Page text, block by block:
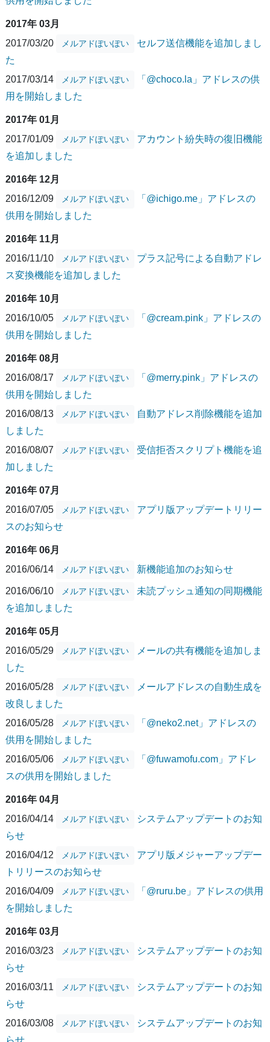
2017年 03月
2017/03/20
メルアドぽいぽい
セルフ送信機能を追加しまし
た
2017/03/14
メルアドぽいぽい
「@choco.la」アドレスの供
用を開始しました
2017年 01月
2017/01/09
メルアドぽいぽい
アカウント紛失時の復旧機能
を追加しました
2016年 12月
2016/12/09
メルアドぽいぽい
「@ichigo.me」アドレスの
供用を開始しました
2016年 11月
2016/11/10
メルアドぽいぽい
プラス記号による自動アドレ
ス変換機能を追加しました
2016年 10月
2016/10/05
メルアドぽいぽい
「@cream.pink」アドレスの
供用を開始しました
2016年 08月
2016/08/17
メルアドぽいぽい
「@merry.pink」アドレスの
供用を開始しました
2016/08/13
メルアドぽいぽい
自動アドレス削除機能を追加
しました
2016/08/07
メルアドぽいぽい
受信拒否スクリプト機能を追
加しました
2016年 07月
2016/07/05
メルアドぽいぽい
アプリ版アップデートリリー
スのお知らせ
2016年 06月
2016/06/14
メルアドぽいぽい 新機能追加のお知らせ
2016/06/10 メルアドぽいぽい
未読プッシュ通知の同期機能
を追加しました
2016年 05月
2016/05/29
メルアドぽいぽい
メールの共有機能を追加しま
した
2016/05/28
メルアドぽいぽい
メールアドレスの自動生成を
改良しました
2016/05/28
メルアドぽいぽい
「@neko2.net」アドレスの
供用を開始しました
2016/05/06
メルアドぽいぽい
「@fuwamofu.com」アドレ
スの供用を開始しました
2016年 04月
2016/04/14
メルアドぽいぽい
システムアップデートのお知
らせ
2016/04/12
メルアドぽいぽい
アプリ版メジャーアップデー
トリリースのお知らせ
2016/04/09
メルアドぽいぽい
「@ruru.be」アドレスの供用
を開始しました
2016年 03月
2016/03/23
メルアドぽいぽい
システムアップデートのお知
らせ
2016/03/11
メルアドぽいぽい
システムアップデートのお知
らせ
2016/03/08
メルアドぽいぽい
システムアップデートのお知
らせ